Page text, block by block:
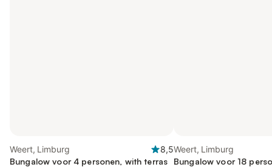
Weert, Limburg
8,5
Bungalow voor 4 personen, with terras
Weert, Limburg
Bungalow voor 18